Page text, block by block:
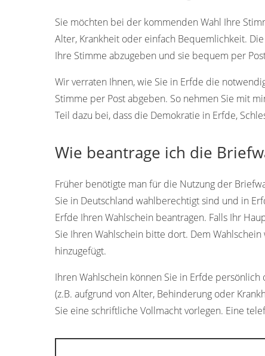
Sie möchten bei der kommenden Wahl Ihre
Alter, Krankheit oder einfach Bequemlichkeit.
Ihre Stimme abzugeben und sie bequem per
Wir verraten Ihnen, wie Sie in Erfde die
Stimme per Post abgeben. So nehmen Sie mit
Teil dazu bei, dass die Demokratie in Erfde,
Wie beantrage ich die
Früher benötigte man für die Nutzung der
Sie in Deutschland wahlberechtigt sind und in
Erfde Ihren Wahlschein beantragen. Falls Ihr
Sie Ihren Wahlschein bitte dort. Dem
hinzugefügt.
Ihren Wahlschein können Sie in Erfde
(z.B. aufgrund von Alter, Behinderung oder
Sie eine schriftliche Vollmacht vorlegen. Eine